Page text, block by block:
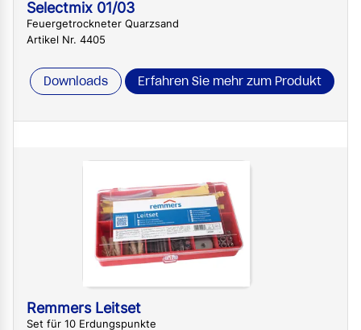
Selectmix 01/03
Feuergetrockneter Quarzsand
Artikel Nr. 4405
Downloads Erfahren Sie mehr zum Produkt
Remmers Leitset
Set für 10 Erdungspunkte